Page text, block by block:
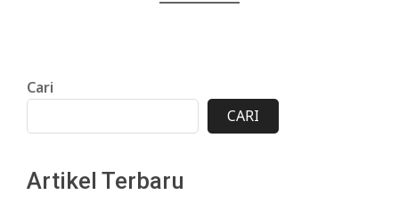
Cari
CARI
Artikel Terbaru